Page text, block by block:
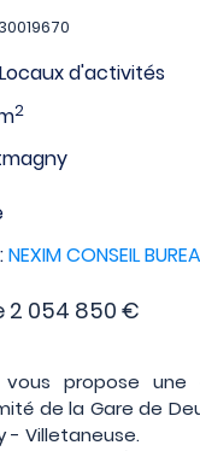
d'activités
2
NEXIM CONSEIL
2 054 850 €
vous propose
de la Gare de
- Villetaneuse.